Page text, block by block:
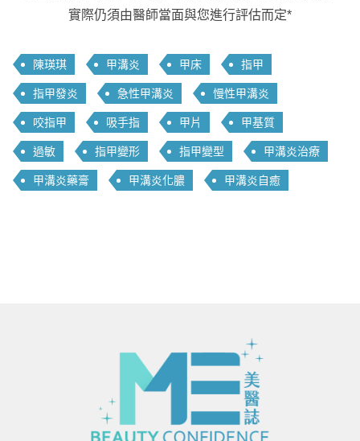
實際仍須由醫師當面與您進行評估而定*
陳瑛琪 甲溝炎 甲床 指甲
指甲發炎 急性甲溝炎 慢性甲溝炎
咬指甲 吸手指 甲片 甲基質
過敏 指甲變形 指甲變型 甲溝炎治療
甲溝炎藥膏 甲溝炎化膿 甲溝炎自癒